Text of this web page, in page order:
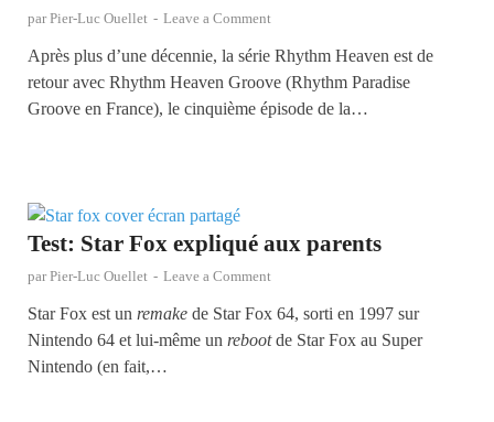
parPier-Luc Ouellet - Leave a Comment
Après plus d’une décennie, la série Rhythm Heaven est de
retour avec Rhythm Heaven Groove (Rhythm Paradise
Groove en France), le cinquième épisode de la…
Test: Star Fox expliqué aux parents
parPier-Luc Ouellet - Leave a Comment
Star Fox est un remake de Star Fox 64, sorti en 1997 sur
Nintendo 64 et lui-même un rebootde Star Fox au Super
Nintendo (en fait,…